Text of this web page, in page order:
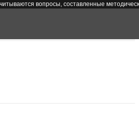
вопросы, составленные